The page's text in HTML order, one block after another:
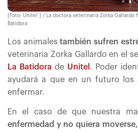
[Foto: Unitel ] / La doctora veterinaria Zorka Gallardo
Batidora
Los animales también sufren
veterinaria Zorka Gallardo en el
La Batidora de Unitel . Poder
ayudará a que en un futuro los
enfermar.
En el caso de que nuestra
enfermedad y no quiera moverse,